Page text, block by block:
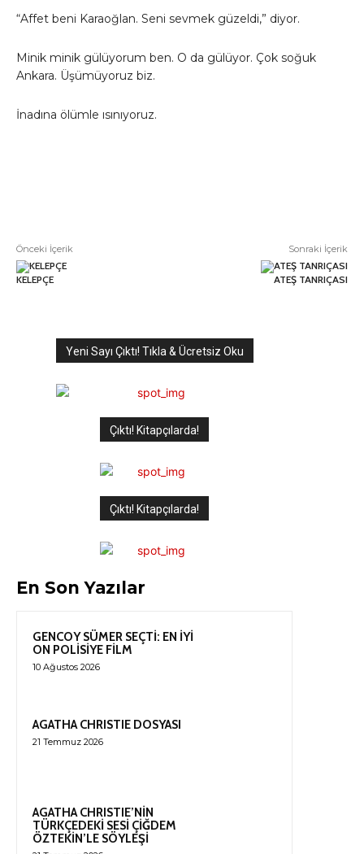
“Affet beni Karaoğlan. Seni sevmek güzeldi,” diyor.
Minik minik gülüyorum ben. O da gülüyor. Çok soğuk
Ankara. Üşümüyoruz biz.
İnadına ölümle ısınıyoruz.
Önceki İçerik
KELEPÇE
Sonraki İçerik
ATEŞ TANRIÇASI
Yeni Sayı Çıktı! Tıkla & Ücretsiz Oku
Çıktı! Kitapçılarda!
Çıktı! Kitapçılarda!
En Son Yazılar
GENCOY SÜMER SEÇTİ: EN İYİ
ON POLİSİYE FİLM
10 Ağustos 2026
AGATHA CHRISTIE DOSYASI
21 Temmuz 2026
AGATHA CHRISTIE’NİN
TÜRKÇEDEKİ SESİ ÇİĞDEM
ÖZTEKİN’LE SÖYLEŞİ